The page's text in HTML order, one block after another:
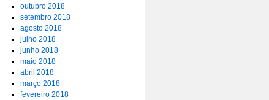
outubro 2018
setembro 2018
agosto 2018
julho 2018
junho 2018
maio 2018
abril 2018
março 2018
fevereiro 2018